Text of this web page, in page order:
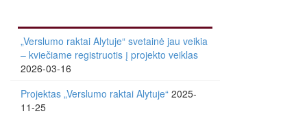
„Verslumo raktai Alytuje“ svetainė jau veikia
– kviečiame registruotis į projekto veiklas
2026-03-16
Projektas „Verslumo raktai Alytuje“ 2025-
11-25